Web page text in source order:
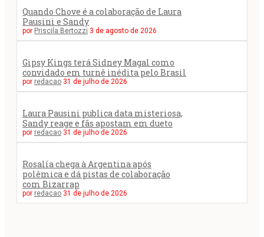
Quando Chove é a colaboração de Laura
Pausini e Sandy
por Priscila Bertozzi 3 de agosto de 2026
Gipsy Kings terá Sidney Magal como
convidado em turnê inédita pelo Brasil
por redacao 31 de julho de 2026
Laura Pausini publica data misteriosa,
Sandy reage e fãs apostam em dueto
por redacao 31 de julho de 2026
Rosalía chega à Argentina após
polêmica e dá pistas de colaboração
com Bizarrap
por redacao 31 de julho de 2026